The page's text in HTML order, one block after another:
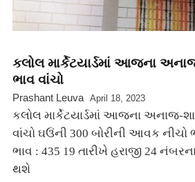
કલોલ માર્કેટયાર્ડમાં આજના
ભાવ વાંચો
Prashant Leuva April 18, 2023
કલોલ માર્કેટયાર્ડમાં આજના અનાજ-
વાંચો ઘઉંની 300 બોરીની આવક નીચો
ભાવ : 435 19 તારીખે હરાજી 24
થશે